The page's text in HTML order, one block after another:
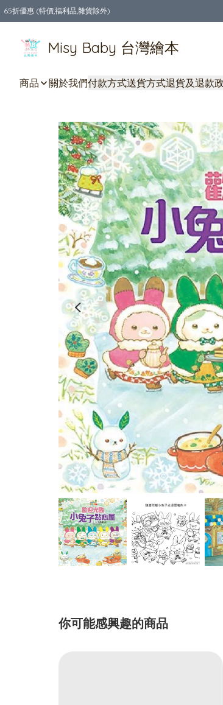
65折優惠 (特價,福利品,雜貨除外)
Misy Baby 台灣繪本
商品 關於我們付款方式送貨方式退貨及退款
你可能感興趣的商品